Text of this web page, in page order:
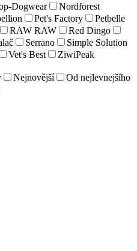
Dogwear
Nordforest
Pet's Factory
Petbelle
RAW RAW
Red Dingo
Serrano
Simple Solution
Vet's Best
ZiwiPeak
Nejnovější
Od nejlevnejšího